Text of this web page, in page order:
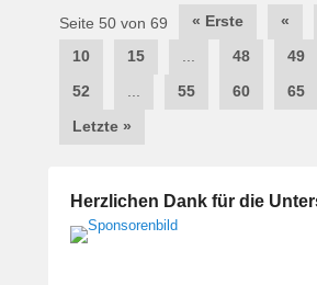
Beitragsnavigation
Seite 50 von 69 « Erste «
10
15 48 49
52
55 60 65
Letzte »
Herzlichen Dank für die